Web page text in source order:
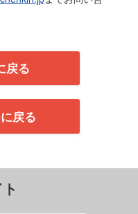
戻る
戻る